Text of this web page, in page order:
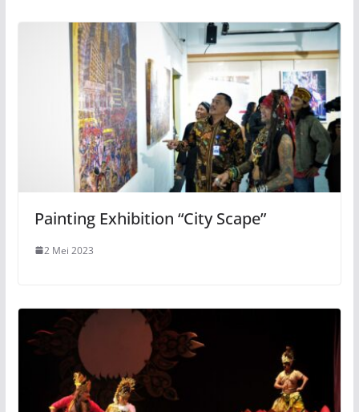
Painting Exhibition “City Scape”
2 Mei 2023